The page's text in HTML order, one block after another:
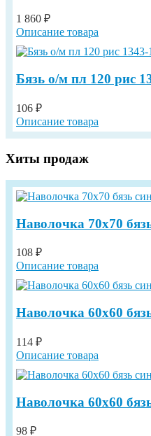
1 860 ₽
Описание товара
Бязь о/м пл 120 рис
106 ₽
Описание товара
Хиты продаж
Наволочка 70х70
108 ₽
Описание товара
Наволочка 60х60
114 ₽
Описание товара
Наволочка 60х60
98 ₽